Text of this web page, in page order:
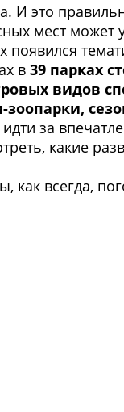
И это
мест может
в 39 парках
видов
за
какие
как всегда,